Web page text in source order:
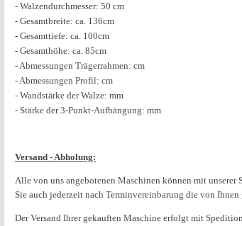
- Walzendurchmesser: 50 cm
- Gesamtbreite: ca. 136cm
- Gesamttiefe: ca. 100cm
- Gesamthöhe: ca. 85cm
- Abmessungen Trägerrahmen: cm
- Abmessungen Profil: cm
- Wandstärke der Walze: mm
- Stärke der 3-Punkt-Aufhängung: mm
Versand - Abholung:
Alle von uns angebotenen Maschinen können mit
Sie auch jederzeit nach Terminvereinbarung die von
Der Versand Ihrer gekauften Maschine erfolgt mit